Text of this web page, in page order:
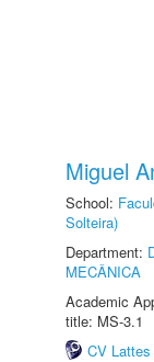
Miguel
School:
Solteira)
Department:
MECÂNICA
Academic
title: MS-3.1
CV Lattes